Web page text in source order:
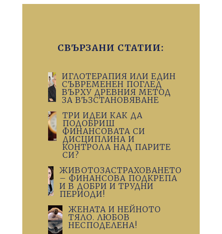
СВЪРЗАНИ СТАТИИ:
ИГЛОТЕРАПИЯ ИЛИ ЕДИН
СЪВРЕМЕНЕН ПОГЛЕД
ВЪРХУ ДРЕВНИЯ МЕТОД
ЗА ВЪЗСТАНОВЯВАНЕ
ТРИ ИДЕИ КАК ДА
ПОДОБРИШ
ФИНАНСОВАТА СИ
ДИСЦИПЛИНА И
КОНТРОЛА НАД ПАРИТЕ
СИ?
ЖИВОТОЗАСТРАХОВАНЕТО
– ФИНАНСОВА ПОДКРЕПА
И В ДОБРИ И ТРУДНИ
ПЕРИОДИ!
ЖЕНАТА И НЕЙНОТО
ТЯЛО. ЛЮБОВ
НЕСПОДЕЛЕНА!